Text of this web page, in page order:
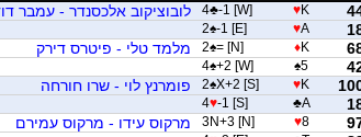
♥K
4♣-1 [W] לובוציקוב אלכסנדר - עמבר
♥A
2♠-1 [E]
♦K
2♠= [N] מלמד טלי - פיטרס דירק
♠5
4♠+2 [W]
♥K
2♠X+2 [S] פומרנץ לוי - שרו חורחה
♣A
4♥-1 [S]
♥8
3N+3 [N] מרקוס עידו - מרקוס עמירם